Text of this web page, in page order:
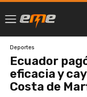
Deportes
Ecuador
eficacia y
Costa de